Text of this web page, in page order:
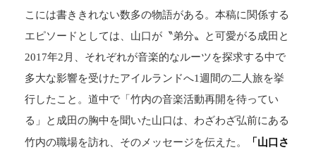
こには書ききれない数多の物語がある。本稿に関係する
エピソードとしては、山口が〝弟分〟と可愛がる成田と
2017年2月、それぞれが音楽的なルーツを探求する中で
多大な影響を受けたアイルランドへ1週間の二人旅を挙
行したこと。道中で「竹内の音楽活動再開を待ってい
る」と成田の胸中を聞いた山口は、わざわざ弘前にある
竹内の職場を訪れ、そのメッセージを伝えた。
「山口さ